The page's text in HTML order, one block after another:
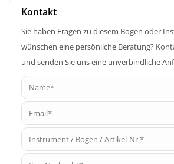
Kontakt
Sie haben Fragen zu diesem Bogen oder
wünschen eine persönliche Beratung?
und senden Sie uns eine unverbindliche